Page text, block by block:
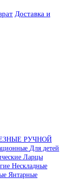
Доставка и
РУЧНОЙ
Для детей
Ларцы
Нескладные
Янтарные